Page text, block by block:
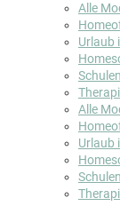
Alle
Urlaub
Alle
Urlaub